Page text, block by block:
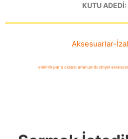
KUTU ADEDİ:
Aksesuarlar-
elektrik pano aksesuarları,endüstriyel aksesuar